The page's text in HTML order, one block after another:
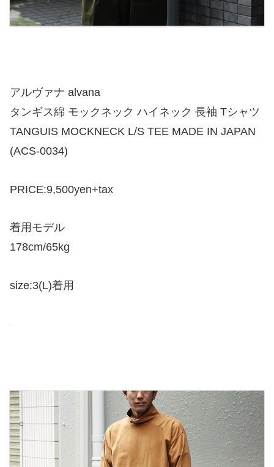
アルヴァナ alvana
タンギス綿 モックネック ハイネック 長袖 Tシャツ
TANGUIS MOCKNECK L/S TEE MADE IN JAPAN
(ACS-0034)
PRICE:9,500yen+tax
着用モデル
178cm/65kg
size:3(L)着用